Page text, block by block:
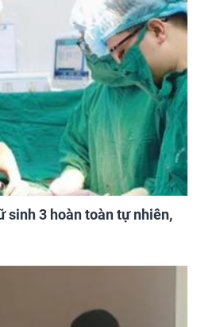
sinh 3 hoàn toàn tự nhiên,